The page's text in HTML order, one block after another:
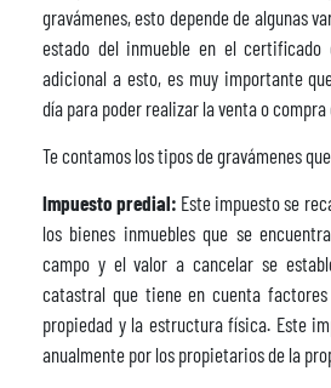
gravámenes, esto depende de algunas
estado del inmueble en el
adicional a esto, es muy importante
día para poder realizar la venta o
Te contamos los tipos de gravámenes
Impuesto predial: Este impuesto se
los bienes inmuebles que se
campo y el valor a cancelar se
catastral que tiene en cuenta
propiedad y la estructura física. Este
anualmente por los propietarios de la